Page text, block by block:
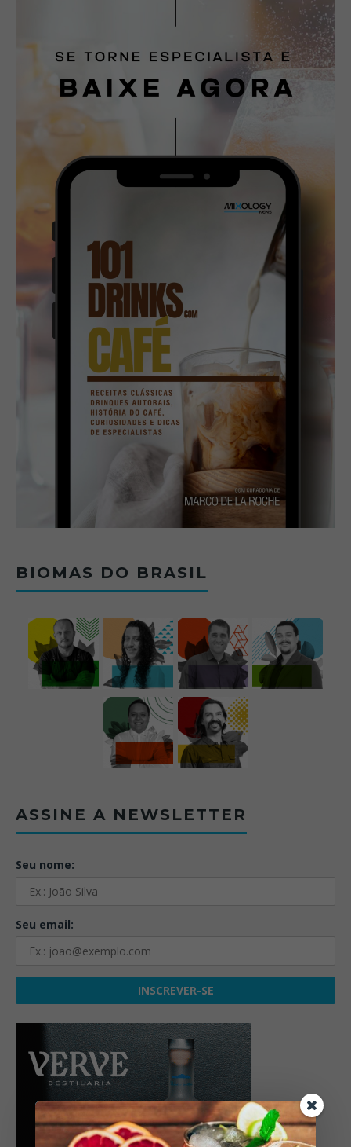
BIOMAS DO BRASIL
ASSINE A NEWSLETTER
Seu nome:
Seu email: